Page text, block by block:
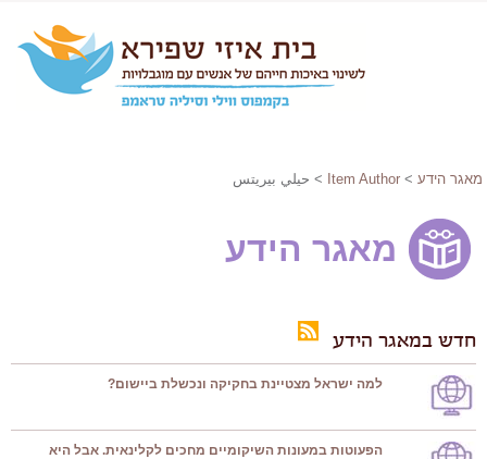
מאגר הידע >
Item Author > حيلي بيريتس
מאגר הידע
חדש במאגר הידע
למה ישראל מצטיינת בחקיקה ונכשלת ביישום?
הפעוטות במעונות השיקומיים מחכים לקלינאית. אבל היא